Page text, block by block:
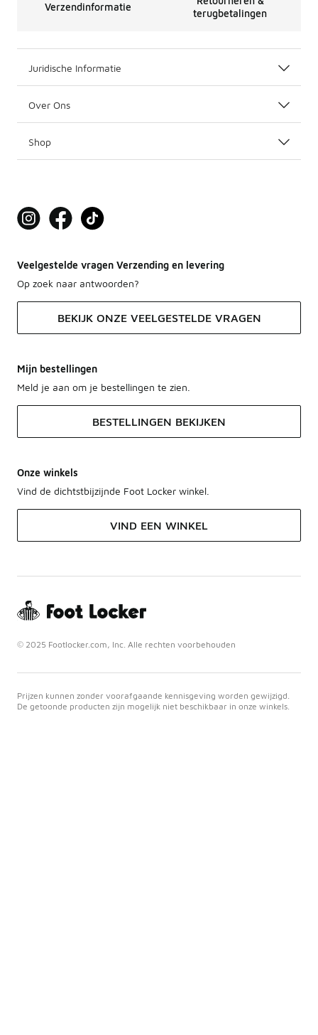
Verzendinformatie
terugbetalingen
Juridische Informatie
Over Ons
Shop
Veelgestelde vragen Verzending en levering
Op zoek naar antwoorden?
BEKIJK ONZE VEELGESTELDE VRAGEN
Mijn bestellingen
Meld je aan om je bestellingen te zien.
BESTELLINGEN BEKIJKEN
Onze winkels
Vind de dichtstbijzijnde Foot Locker winkel.
VIND EEN WINKEL
© 2025 Footlocker.com, Inc. Alle rechten voorbehouden
Prijzen kunnen zonder voorafgaande kennisgeving worden gewijzigd.
De getoonde producten zijn mogelijk niet beschikbaar in onze winkels.